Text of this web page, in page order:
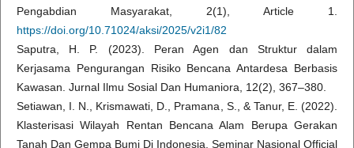
Pengabdian Masyarakat, 2(1), Article 1.
https://doi.org/10.71024/aksi/2025/v2i1/82
Saputra, H. P. (2023). Peran Agen dan Struktur dalam
Kerjasama Pengurangan Risiko Bencana Antardesa Berbasis
Kawasan. Jurnal Ilmu Sosial Dan Humaniora, 12(2), 367–380.
Setiawan, I. N., Krismawati, D., Pramana, S., & Tanur, E. (2022).
Klasterisasi Wilayah Rentan Bencana Alam Berupa Gerakan
Tanah Dan Gempa Bumi Di Indonesia. Seminar Nasional Official